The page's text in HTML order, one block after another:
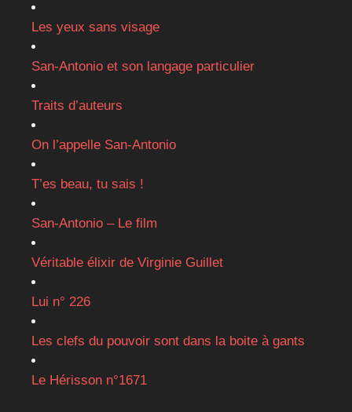
Les yeux sans visage
San-Antonio et son langage particulier
Traits d’auteurs
On l’appelle San-Antonio
T’es beau, tu sais !
San-Antonio – Le film
Véritable élixir de Virginie Guillet
Lui n° 226
Les clefs du pouvoir sont dans la boite à gants
Le Hérisson n°1671